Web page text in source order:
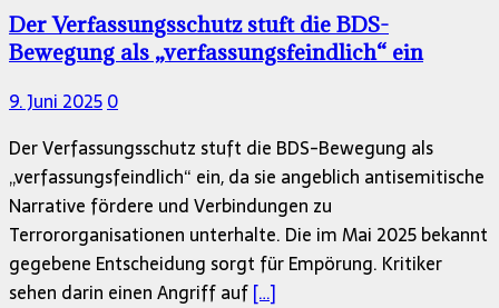
Der Verfassungsschutz stuft die BDS-
Bewegung als „verfassungsfeindlich“ ein
9. Juni 20250
Der Verfassungsschutz stuft die BDS-Bewegung als
„verfassungsfeindlich“ ein, da sie angeblich antisemitische
Narrative fördere und Verbindungen zu
Terrororganisationen unterhalte. Die im Mai 2025 bekannt
gegebene Entscheidung sorgt für Empörung. Kritiker
sehen darin einen Angriff auf[…]